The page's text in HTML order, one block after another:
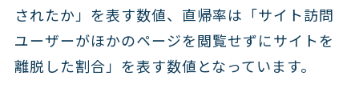
されたか」を表す数値、直帰率は「サイト訪問
ユーザーがほかのページを閲覧せずにサイトを
離脱した割合」を表す数値となっています。